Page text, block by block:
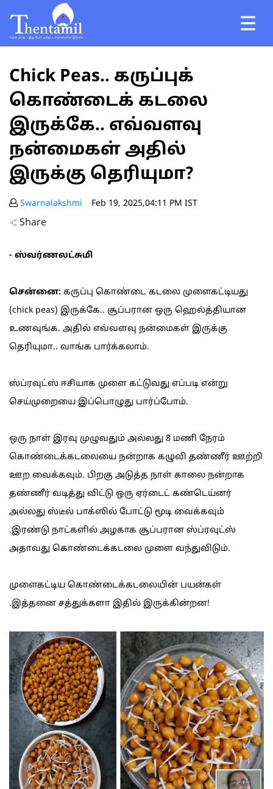
Chick Peas.. கருப்புக்
கொண்டைக் கடலை
இருக்கே.. எவ்வளவு
நன்மைகள் அதில்
இருக்கு தெரியுமா?
Swarnalakshmi Feb 19, 2025,04:11 PM IST
Share
- ஸ்வர்ணலட்சுமி
சென்னை: கருப்பு கொண்டை கடலை முளைகட்டியது
(chick peas) இருக்கே.. சூப்பரான ஒரு ஹெல்த்தியான
உணவுங்க. அதில் எவ்வளவு நன்மைகள் இருக்கு
தெரியுமா.. வாங்க பார்க்கலாம்.
ஸ்ப்ரவுட்ஸ் ஈசியாக முளை கட்டுவது எப்படி என்று
செய்முறையை இப்பொழுது பார்ப்போம்.
ஒரு நாள் இரவு முழுவதும் அல்லது 8 மணி நேரம்
கொண்டைக்கடலையை நன்றாக கழுவி தண்ணீர் ஊற்றி
ஊற வைக்கவும். பிறகு அடுத்த நாள் காலை நன்றாக
தண்ணீர் வடித்து விட்டு ஒரு ஏர்டைட் கண்டெய்னர்
அல்லது ஸ்டீல் பாக்ஸில் போட்டு மூடி வைக்கவும்
.இரண்டு நாட்களில் அழகாக சூப்பரான ஸ்ப்ரவுட்ஸ்
அதாவது கொண்டைக்கடலை முளை வந்துவிடும்.
முளைகட்டிய கொண்டைக்கடலையின் பயன்கள்
.இத்தனை சத்துக்களா இதில் இருக்கின்றன!